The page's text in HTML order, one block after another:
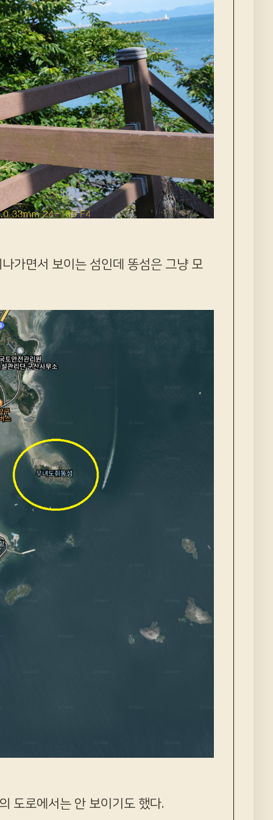
가면서 보이는 섬인데 똥섬은 그냥 모
도로에서는 안 보이기도 했다.